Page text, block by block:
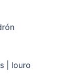
| louro